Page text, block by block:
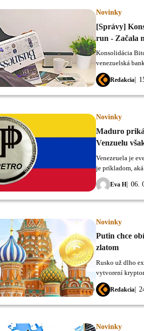
Novinky
[Správy]
run - Začala
Redakcia
Konsolidácia
venezuelská
opäť ďalšie
s kryptomenami
banky na čele s
Bitcoin už viac
Novinky
Maduro
Venzuelu
Eva H 06.
Venezeuela je
je príkladom, aká
Novinky
Putin chce
zlatom
Redakcia
Rusko už dlho
vytvorení
Novinky